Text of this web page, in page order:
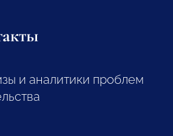
и аналитики проблем